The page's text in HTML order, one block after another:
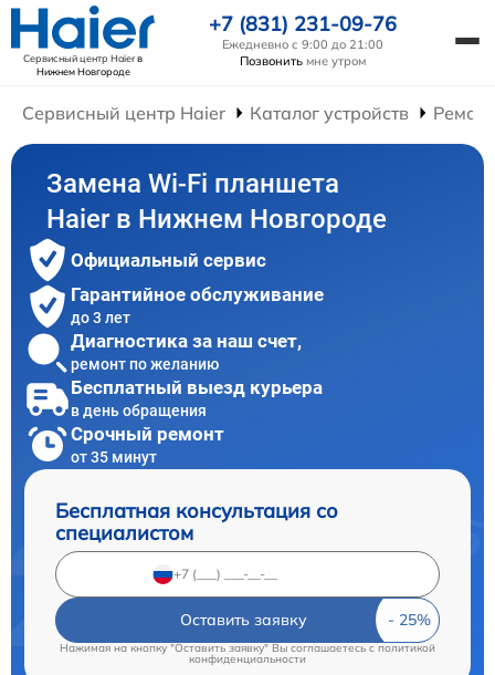
Сервисный центр Haierв
Нижнем Новгороде
+7 (831) 231-09-76
Ежедневно с 9:00 до 21:00
Позвонить мне утром
Сервисный центр Haier Каталог устройств
Замена Wi-Fi планшета
Haier в Нижнем Новгороде
Официальный сервис
Гарантийное обслуживание
до 3 лет
Диагностика за наш счет,
ремонт по желанию
Бесплатный выезд курьера
в день обращения
Срочный ремонт
от 35 минут
Бесплатная консультация со
специалистом
Оставить заявку
Нажимая на кнопку "Оставить заявку" Вы соглашаетесь cполитикой
конфиденциальности